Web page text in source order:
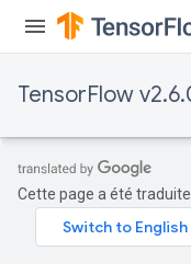
TensorFlow
Cette page a été